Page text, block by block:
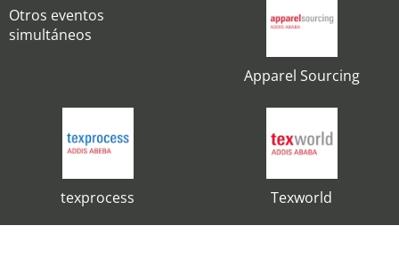
Otros eventos
simultáneos
Apparel Sourcing
texprocess Texworld